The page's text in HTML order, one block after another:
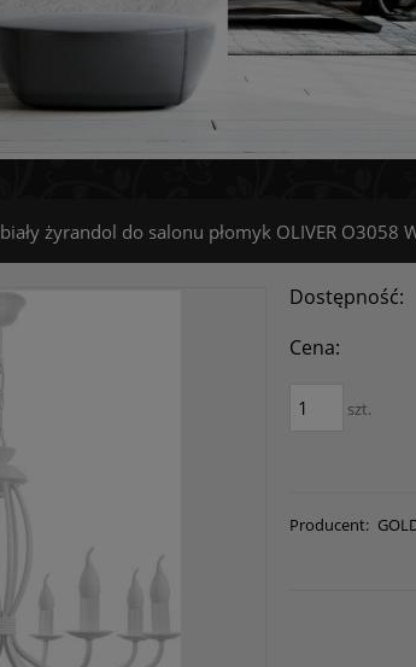
żyrandol do salonu płomyk OLIVER O3058
Dostępność:
Cena:
szt.
Producent: